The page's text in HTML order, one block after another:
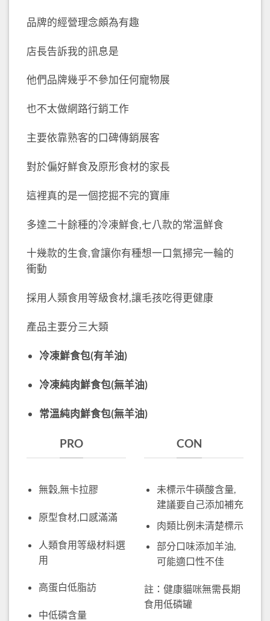
品牌的經營理念頗為有趣
店長告訴我的訊息是
他們品牌幾乎不參加任何寵物展
也不太做網路行銷工作
主要依靠熟客的口碑傳銷展客
對於偏好鮮食及原形食材的家長
這裡真的是一個挖掘不完的寶庫
多達二十餘種的冷凍鮮食,七八款的常溫鮮食
十幾款的生食,會讓你有種想一口氣掃完一輪的
衝動
採用人類食用等級食材,讓毛孩吃得更健康
產品主要分三大類
冷凍鮮食包(有羊油)
冷凍純肉鮮食包(無羊油)
常溫純肉鮮食包(無羊油)
PRO
無穀,無卡拉膠
原型食材,口感滿滿
人類食用等級材料選
用
高蛋白低脂訪
中低磷含量
CON
未標示牛磺酸含量,
建議要自己添加補充
肉類比例未清楚標示
部分口味添加羊油,
可能適口性不佳
註：健康貓咪無需長期
食用低磷罐